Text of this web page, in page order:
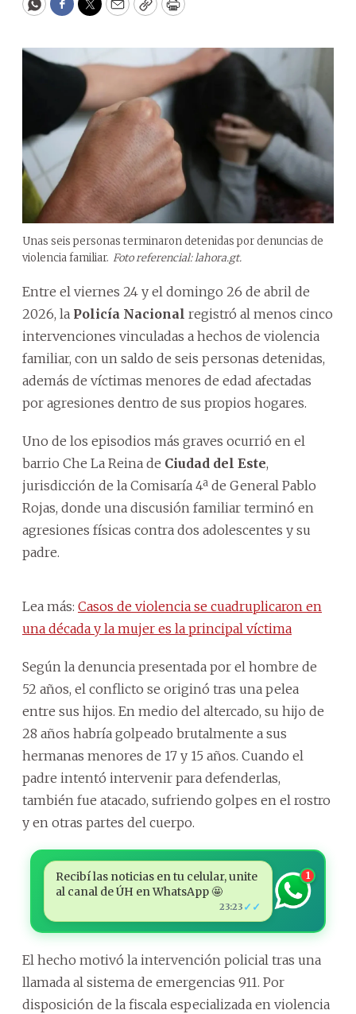
WhatsApp
Facebook
Twitter
EmailCopyPrint
Unas seis personas terminaron detenidas por denuncias de
violencia familiar. Foto referencial: lahora.gt.
Entre el viernes 24 y el domingo 26 de abril de
2026, la Policía Nacional registró al menos cinco
intervenciones vinculadas a hechos de violencia
familiar, con un saldo de seis personas detenidas,
además de víctimas menores de edad afectadas
por agresiones dentro de sus propios hogares.
Uno de los episodios más graves ocurrió en el
barrio Che La Reina de Ciudad del Este,
jurisdicción de la Comisaría 4ª de General Pablo
Rojas, donde una discusión familiar terminó en
agresiones físicas contra dos adolescentes y su
padre.
Lea más: Casos de violencia se cuadruplicaron en
una década y la mujer es la principal víctima
Según la denuncia presentada por el hombre de
52 años, el conflicto se originó tras una pelea
entre sus hijos. En medio del altercado, su hijo de
28 años habría golpeado brutalmente a sus
hermanas menores de 17 y 15 años. Cuando el
padre intentó intervenir para defenderlas,
también fue atacado, sufriendo golpes en el rostro
y en otras partes del cuerpo.
Recibí las noticias en tu celular, unite
al canal de ÚH en WhatsApp 🤩
23:23 ✓✓
1
El hecho motivó la intervención policial tras una
llamada al sistema de emergencias 911. Por
disposición de la fiscala especializada en violencia